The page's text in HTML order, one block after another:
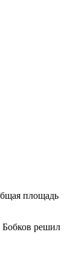
площадь
Бобков решил